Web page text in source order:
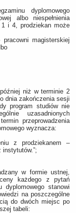
dyplomowego
albo niespełnienia
i 4, prodziekan może
magisterskiej
niż w terminie 2
dnia zakończenia sesji
program studiów nie
uzasadnionych
przeprowadzenia
wyznacza:
z prodziekanem –
instytutów.”;
w formie ustnej,
każdego z pytań
dyplomowego stanowi
na poszczególne
do dwóch miejsc po
tabeli: